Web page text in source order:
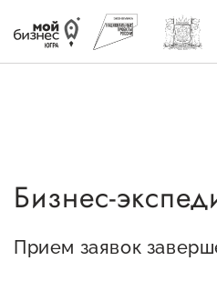
Избранное
Быть в курсе
Бизнес-
Прием заявок